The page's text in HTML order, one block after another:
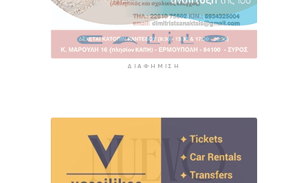
ΔΙΑΦΉΜΙΣΗ